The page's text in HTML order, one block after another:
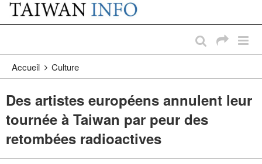
Passer au contenu principal
:::
Accueil Culture
Des artistes européens annulent leur
tournée à Taiwan par peur des
retombées radioactives